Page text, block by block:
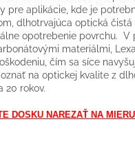
pre aplikácie, kde je
dlhotrvajúca optická
opotrebenie povrchu. V
materiálmi,
čím sa síce
na optickej kvalite z
20 rokov.
DOSKU NAREZAŤ NA